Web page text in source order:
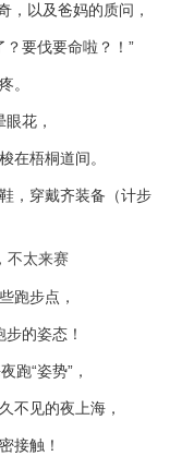
，以及爸妈的质问，
？要伐要命啦？！”
。
花，
在梧桐道间。
，穿戴齐装备（计步
跑步点，
的姿态！
跑“姿势”，
不见的夜上海，
接触！